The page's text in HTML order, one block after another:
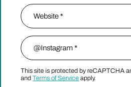
Website
Instagram
This site is protected by reCAPTCHA
andTerms of Service apply.